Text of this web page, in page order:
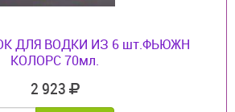
ДЛЯ ВОДКИ ИЗ 6 шт.ФЬЮЖН
КОЛОРС 70мл.
2 923